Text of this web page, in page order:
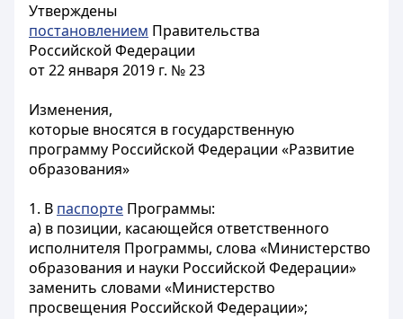
Утверждены
постановлением Правительства
Российской Федерации
от 22 января 2019 г. № 23
Изменения,
которые вносятся в государственную
программу Российской Федерации «Развитие
образования»
1. В паспорте Программы:
а) в позиции, касающейся ответственного
исполнителя Программы, слова «Министерство
образования и науки Российской Федерации»
заменить словами «Министерство
просвещения Российской Федерации»;